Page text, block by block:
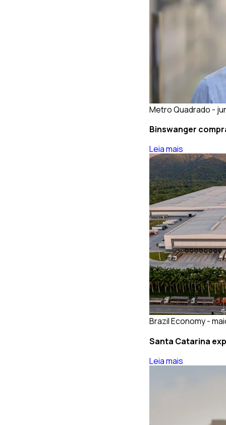
Metro Quadrado -
Binswanger
Leia mais
Brazil Economy -
Santa Catarina
Leia mais